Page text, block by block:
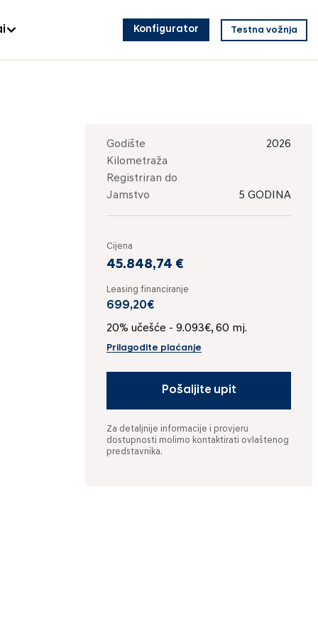
Konfigurator Testna vožnja
Godište
2026
Kilometraža
Registriran do
Jamstvo
5 GODINA
Cijena
45.848,74 €
Leasing financiranje
699,20€
20% učešće - 9.093€, 60 mj.
Prilagodite plaćanje
Pošaljite upit
Za detaljnije informacije i provjeru
dostupnosti molimo kontaktirati ovlaštenog
predstavnika.